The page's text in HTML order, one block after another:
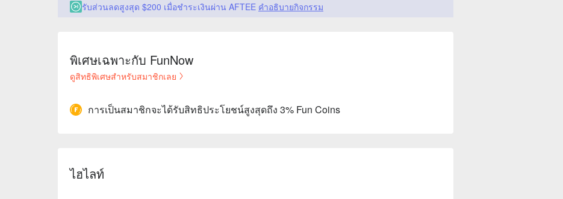
รับส่วนลดสูงสุด $200 เมื่อชำระเงินผ่าน AFTEE คำอธิบายกิจกรรม
พิเศษเฉพาะกับ FunNow
ดูสิทธิพิเศษสำหรับสมาชิกเลย
การเป็นสมาชิกจะได้รับสิทธิประโยชน์สูงสุดถึง 3% Fun Coins
ไฮไลท์